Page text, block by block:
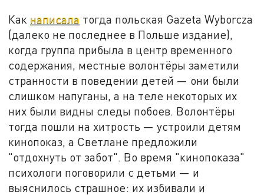
Как написала тогда польская Gazeta Wyborcza
(далеко не последнее в Польше издание),
когда группа прибыла в центр временного
содержания, местные волонтёры заметили
странности в поведении детей — они были
слишком напуганы, а на теле некоторых их
них были видны следы побоев. Волонтёры
тогда пошли на хитрость — устроили детям
кинопоказ, а Светлане предложили
"отдохнуть от забот". Во время "кинопоказа"
психологи поговорили с детьми — и
выяснилось страшное: их избивали и